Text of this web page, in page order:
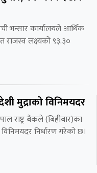
भन्सार कार्यालयले आर्थिक
राजस्व लक्ष्यको ९३.३०
मुद्राको विनिमयदर
राष्ट्र बैंकले (बिहीबार)का
निर्धारण गरेको छ।